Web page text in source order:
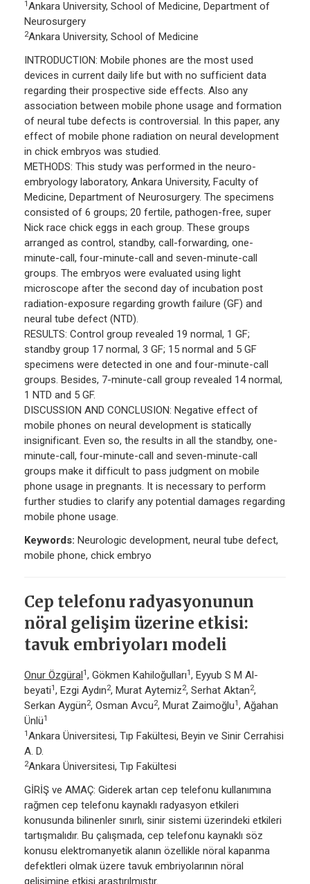
1Ankara University, School of Medicine, Department of
Neurosurgery
2Ankara University, School of Medicine
INTRODUCTION: Mobile phones are the most used
devices in current daily life but with no sufficient data
regarding their prospective side effects. Also any
association between mobile phone usage and formation
of neural tube defects is controversial. In this paper, any
effect of mobile phone radiation on neural development
in chick embryos was studied.
METHODS: This study was performed in the neuro-
embryology laboratory, Ankara University, Faculty of
Medicine, Department of Neurosurgery. The specimens
consisted of 6 groups; 20 fertile, pathogen-free, super
Nick race chick eggs in each group. These groups
arranged as control, standby, call-forwarding, one-
minute-call, four-minute-call and seven-minute-call
groups. The embryos were evaluated using light
microscope after the second day of incubation post
radiation-exposure regarding growth failure (GF) and
neural tube defect (NTD).
RESULTS: Control group revealed 19 normal, 1 GF;
standby group 17 normal, 3 GF; 15 normal and 5 GF
specimens were detected in one and four-minute-call
groups. Besides, 7-minute-call group revealed 14 normal,
1 NTD and 5 GF.
DISCUSSION AND CONCLUSION: Negative effect of
mobile phones on neural development is statically
insignificant. Even so, the results in all the standby, one-
minute-call, four-minute-call and seven-minute-call
groups make it difficult to pass judgment on mobile
phone usage in pregnants. It is necessary to perform
further studies to clarify any potential damages regarding
mobile phone usage.
Keywords: Neurologic development, neural tube defect,
mobile phone, chick embryo
Cep telefonu radyasyonunun
nöral gelişim üzerine etkisi:
tavuk embriyoları modeli
Onur Özgüral1, Gökmen Kahiloğulları1, Eyyub S M Al-
beyati1, Ezgi Aydın2, Murat Aytemiz2, Serhat Aktan2,
Serkan Aygün2, Osman Avcu2, Murat Zaimoğlu1, Ağahan
Ünlü1
1Ankara Üniversitesi, Tıp Fakültesi, Beyin ve Sinir Cerrahisi
A. D.
2Ankara Üniversitesi, Tıp Fakültesi
GİRİŞ ve AMAÇ: Giderek artan cep telefonu kullanımına
rağmen cep telefonu kaynaklı radyasyon etkileri
konusunda bilinenler sınırlı, sinir sistemi üzerindeki etkileri
tartışmalıdır. Bu çalışmada, cep telefonu kaynaklı söz
konusu elektromanyetik alanın özellikle nöral kapanma
defektleri olmak üzere tavuk embriyolarının nöral
gelişimine etkisi araştırılmıştır.